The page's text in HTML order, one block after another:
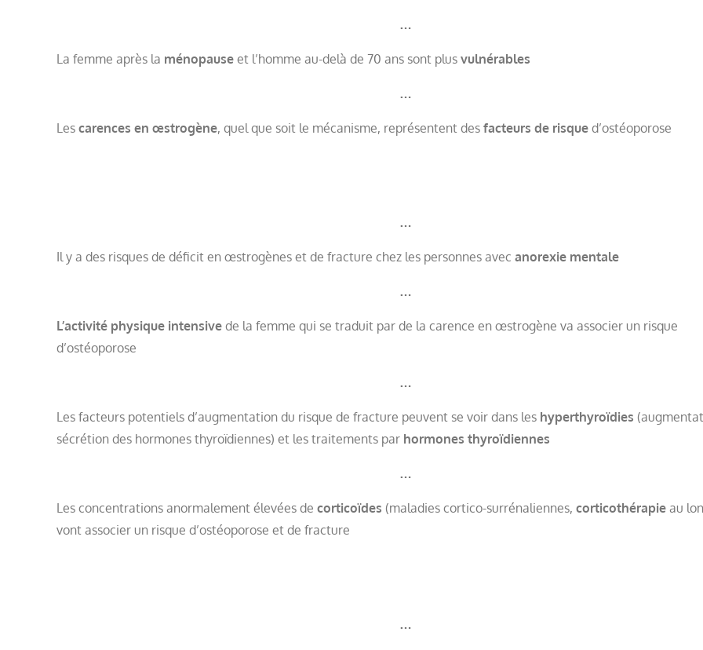
…
La femme après la ménopause et l’homme au-delà de 70 ans sont plus vulnérables
…
Les carences en œstrogène, quel que soit le mécanisme, représentent des facteurs de risque d’ostéoporose
…
Il y a des risques de déficit en œstrogènes et de fracture chez les personnes avec anorexie mentale
…
L’activité physique intensive de la femme qui se traduit par de la carence en œstrogène va associer un risque
d’ostéoporose
…
Les facteurs potentiels d’augmentation du risque de fracture peuvent se voir dans les hyperthyroïdies
sécrétion des hormones thyroïdiennes) et les traitements par hormones thyroïdiennes
…
Les concentrations anormalement élevées de corticoïdes (maladies cortico-surrénaliennes, corticothérapie au
vont associer un risque d’ostéoporose et de fracture
…